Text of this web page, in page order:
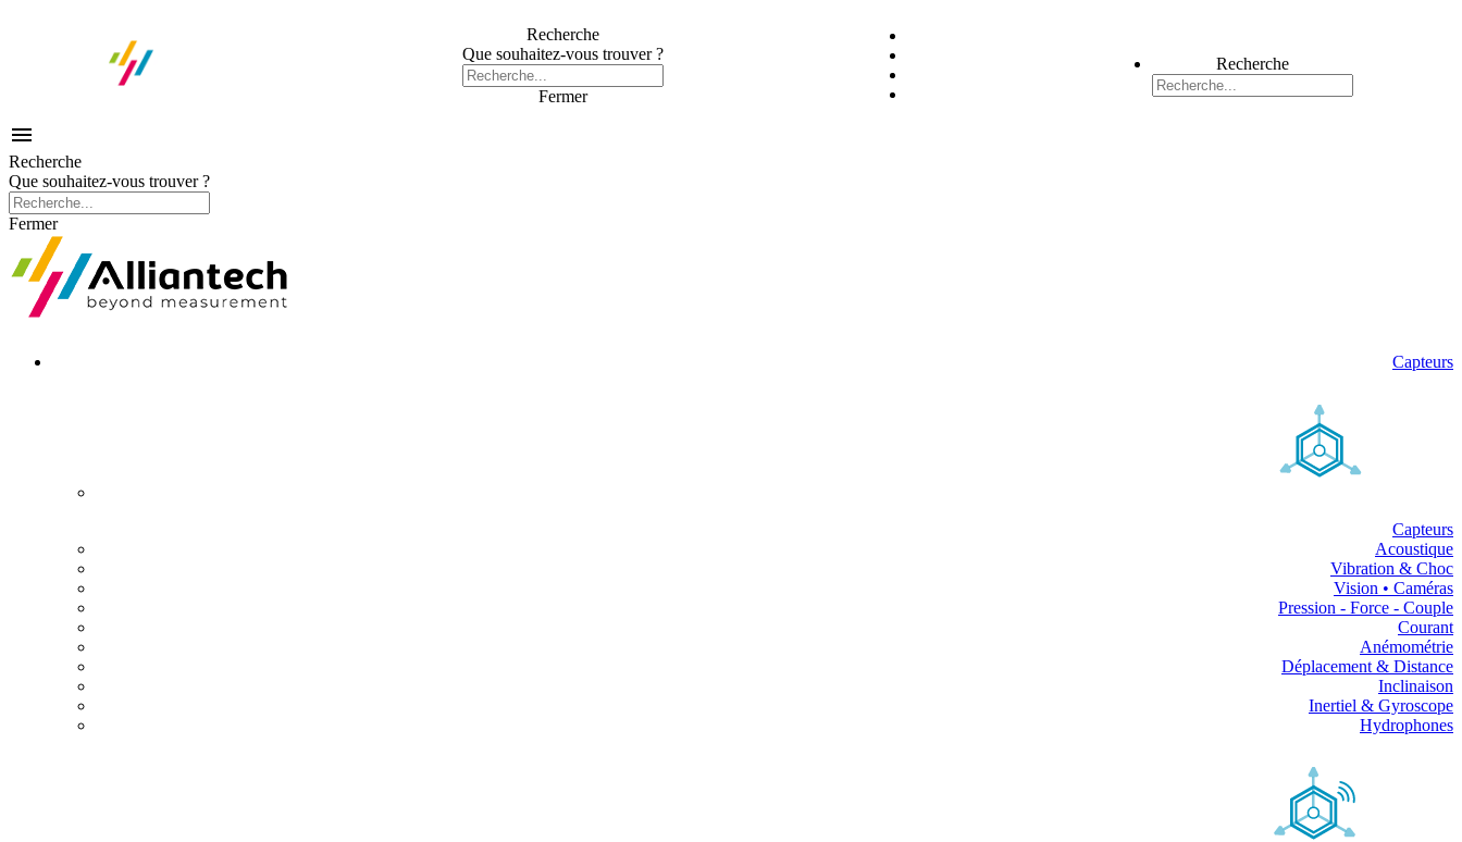
Recherche
Que souhaitez-vous trouver ?
Fermer
Recherche

Recherche
Que souhaitez-vous trouver ?
Fermer
Capteurs
Capteurs
Acoustique
Vibration & Choc
Vision • Caméras
Pression - Force - Couple
Courant
Anémométrie
Déplacement & Distance
Inclinaison
Inertiel & Gyroscope
Hydrophones